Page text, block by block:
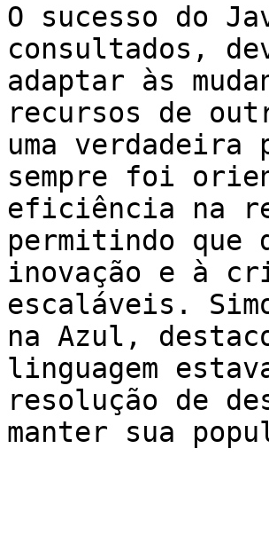
O sucesso do
consultados,
adaptar às
recursos de
uma
sempre foi
eficiência na
permitindo que
inovação e à
escaláveis.
na Azul,
linguagem
resolução de
manter sua